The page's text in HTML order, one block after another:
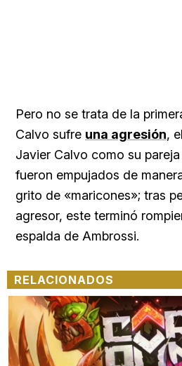
Pero no se trata de la
Calvo sufre una agresión,
Javier Calvo como su
fueron empujados de
grito de «maricones»; tras
agresor, este terminó
espalda de Ambrossi.
RELACIONADOS